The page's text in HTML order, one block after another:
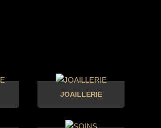
JOAILLERIE